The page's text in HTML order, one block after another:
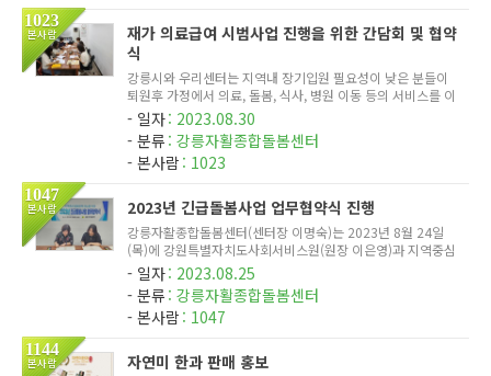
1023
본사람
재가 의료급여 시범사업 진행을 위한 간담회 및 협약
식
강릉시와 우리센터는 지역내 장기입원 필요성이 낮은 분들이
퇴원후 가정에서 의료, 돌봄, 식사, 병원 이동 등의 서비스를 이
용할 수 있도록 돕기위한 <재가의료급여> 시범사업 수행에 앞
서 몇차례 간담회를 진행 하였으며 안정적인 정착과 발전을 위
한 업무협...
일자 2023.08.30
분류 강릉자활종합돌봄센터
본사람 1023
1047
본사람 2023년 긴급돌봄사업 업무협약식 진행
강릉자활종합돌봄센터(센터장 이명숙)는 2023년 8월 24일
(목)에 강원특별자치도사회서비스원(원장 이은영)과 지역중심
돌봄공백 해소를 위한 "긴급돌봄사업" 업무협약식을 진행하였
습니다. 양 기관은 상호교류 및 지원을 추진하여 지역 내 사회
서비스 인프라 ...
일자 2023.08.25
분류 강릉자활종합돌봄센터
본사람 1047
1144
본사람 자연미 한과 판매 홍보